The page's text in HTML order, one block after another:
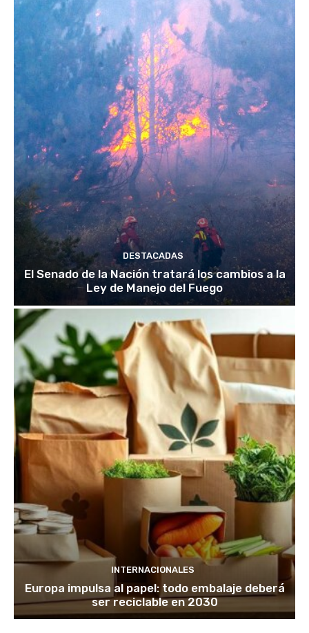
DESTACADAS
El Senado de la Nación tratará los cambios a la
Ley de Manejo del Fuego
INTERNACIONALES
Europa impulsa al papel: todo embalaje deberá
ser reciclable en 2030